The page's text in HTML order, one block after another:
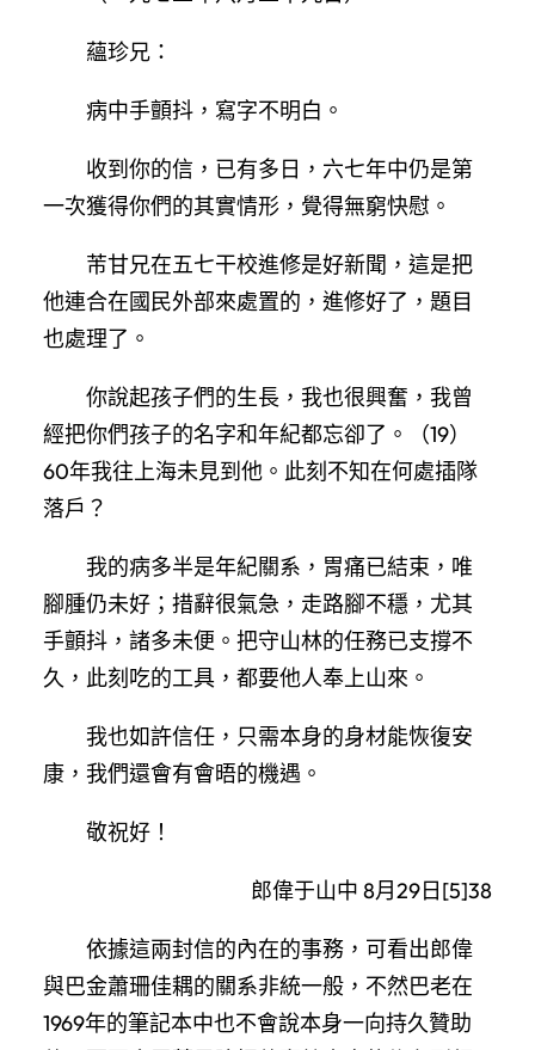
蘊珍兄：
病中手顫抖，寫字不明白。
收到你的信，已有多日，六七年中仍是第
一次獲得你們的其實情形，覺得無窮快慰。
芾甘兄在五七干校進修是好新聞，這是把
他連合在國民外部來處置的，進修好了，題目
也處理了。
你說起孩子們的生長，我也很興奮，我曾
經把你們孩子的名字和年紀都忘卻了。（19）
60年我往上海未見到他。此刻不知在何處插隊
落戶？
我的病多半是年紀關系，胃痛已結束，唯
腳腫仍未好；措辭很氣急，走路腳不穩，尤其
手顫抖，諸多未便。把守山林的任務已支撐不
久，此刻吃的工具，都要他人奉上山來。
我也如許信任，只需本身的身材能恢復安
康，我們還會有會晤的機遇。
敬祝好！
郎偉于山中 8月29日[5]38
依據這兩封信的內在的事務，可看出郎偉
與巴金蕭珊佳耦的關系非統一般，不然巴老在
1969年的筆記本中也不會說本身一向持久贊助